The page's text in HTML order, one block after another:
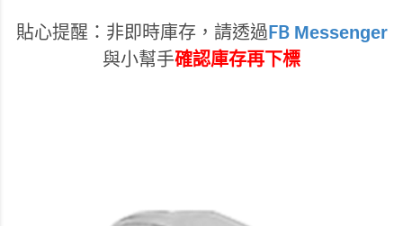
貼心提醒：非即時庫存， 請透過 FB Messenger
與小幫手確認庫存再下標